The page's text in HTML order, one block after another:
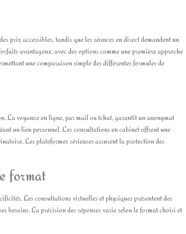
prix accessibles, tandis que les séances en direct demandent un
avantageux, avec des options comme une première approche
une comparaison simple des différentes formules de
La voyance en ligne, par mail ou tchat, garantit un anonymat
un lien personnel. Les consultations en cabinet offrent une
Les plateformes sérieuses assurent la protection des
format
Les consultations virtuelles et physiques présentent des
besoins. La précision des réponses varie selon le format choisi et